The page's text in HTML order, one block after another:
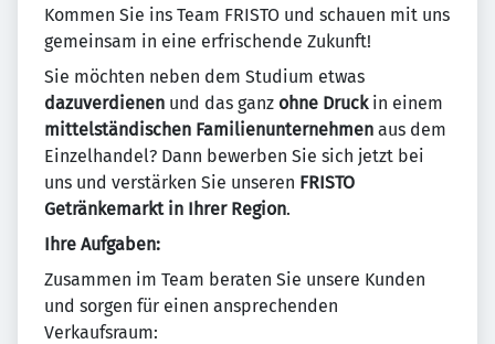
Kommen Sie ins Team FRISTO und schauen mit uns
gemeinsam in eine erfrischende Zukunft!
Sie möchten neben dem Studium etwas
dazuverdienen und das ganz ohne Druckin einem
mittelständischen Familienunternehmen aus dem
Einzelhandel? Dann bewerben Sie sich jetzt bei
uns und verstärken Sie unseren FRISTO
Getränkemarkt in Ihrer Region.
Ihre Aufgaben:
Zusammen im Team beraten Sie unsere Kunden
und sorgen für einen ansprechenden
Verkaufsraum: